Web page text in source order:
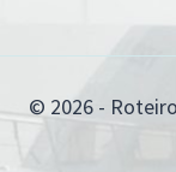
© 2026 -